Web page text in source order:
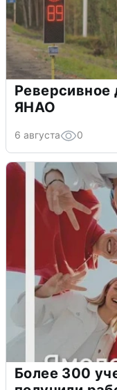
Реверсивное
ЯНАО
6 августа 0
Более 300